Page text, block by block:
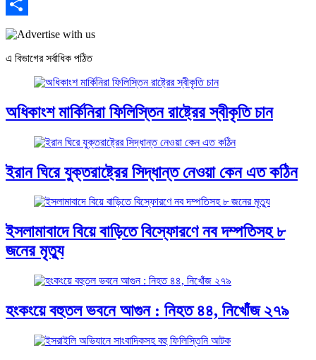
Email
Share
এ বিভাগের সর্বাধিক পঠিত
অধিকাংশ মার্কিনিরা ফিলিস্তিন রাষ্ট্রের স্বীকৃতি চান
ইরান ঘিরে যুক্তরাষ্ট্রের সিদ্ধান্ত নেওয়া কেন এত কঠিন
ইসলামাবাদে বিয়ে বাড়িতে বিস্ফোরণে নব দম্পতিসহ ৮
জনের মৃত্যু
হংকংয়ে বহুতল ভবনে আগুন : নিহত ৪৪, নিখোঁজ ২৭৯